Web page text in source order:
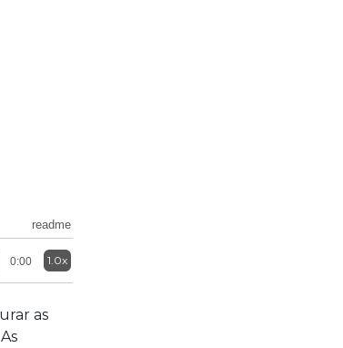
readme
0:00 1.0x
as